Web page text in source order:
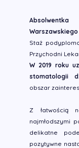
Absolwentka
Staż
Przychodni
W 2019 roku
stomatologii
obszar
Z łatwością
najmłodszymi
delikatne
pozytywne